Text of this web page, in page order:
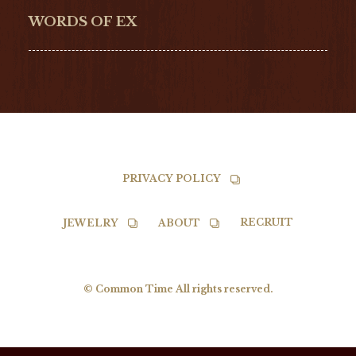
NORQAIN
TISSOT
WORDS OF EX
PRIVACY POLICY
© Common Time All rights reserved.
JEWELRY ABOUT RECRUIT